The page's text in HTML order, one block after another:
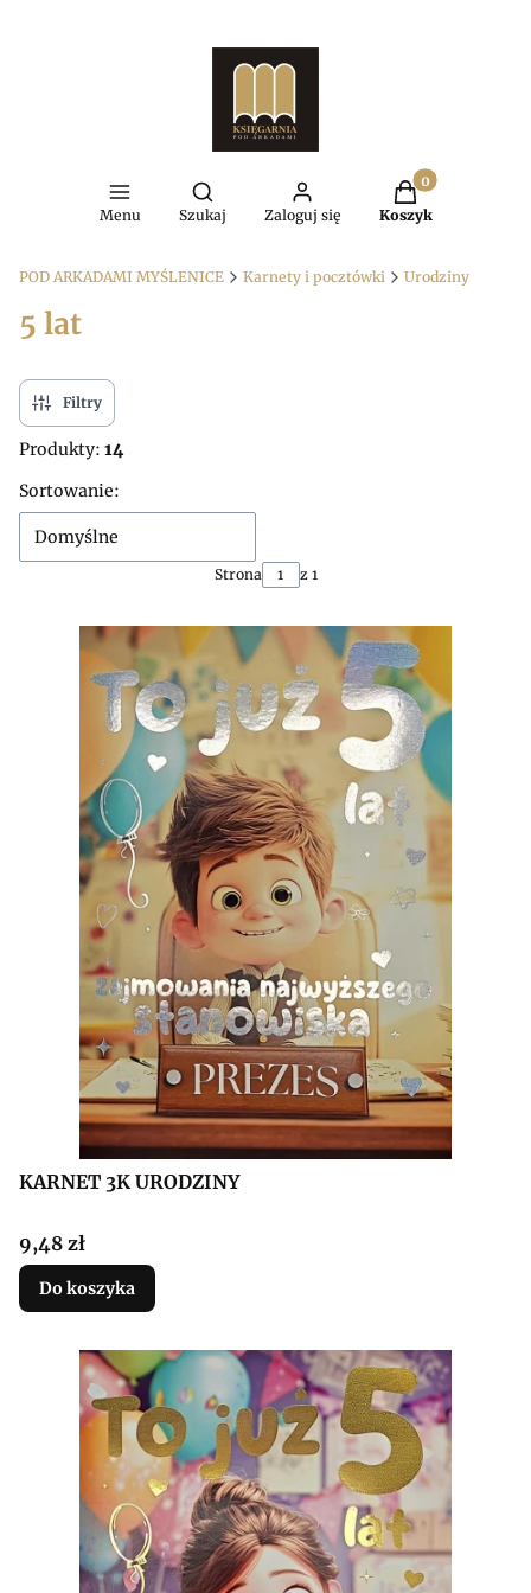
Menu
Otwórz wyszukiwarkę
Szukaj Zaloguj się
Produkty w
Koszyk
POD ARKADAMI MYŚLENICE Karnety i pocztówki Urodziny
5 lat
Filtry
Produkty: 14
Lista produktów
Sortowanie:
Domyślne
Strona z 1
KARNET 3K URODZINY
Cena
9,48 zł
Do koszyka